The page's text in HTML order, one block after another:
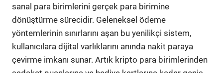
sanal para birimlerini gerçek para birimine
dönüştürme sürecidir. Geleneksel ödeme
yöntemlerinin sınırlarını aşan bu yenilikçi sistem,
kullanıcılara dijital varlıklarını anında nakit paraya
çevirme imkanı sunar. Artık kripto para birimlerinden